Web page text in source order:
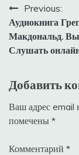
Навигация
по
записям
Previous:
Аудиокнига
Макдональд.
Слушать
Добавить
Ваш адрес email
помечены *
Комментарий *